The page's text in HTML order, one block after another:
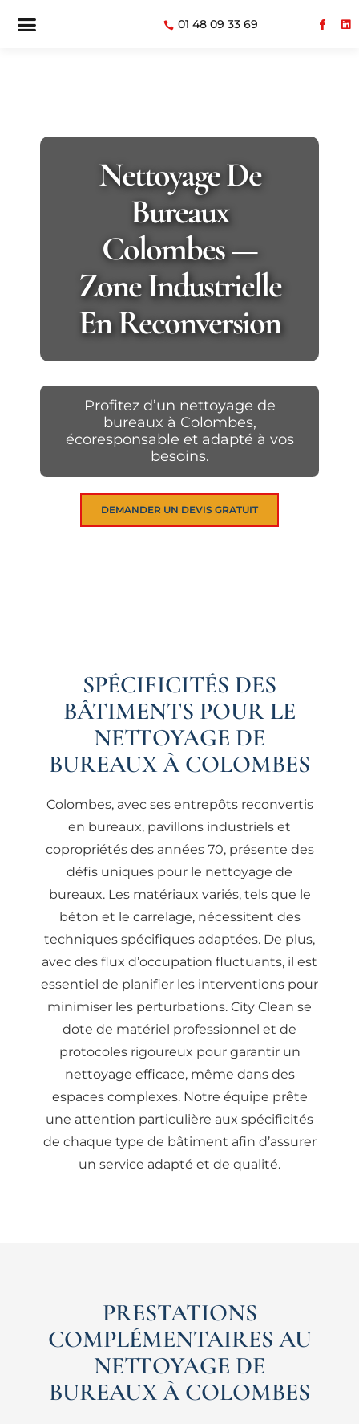
01 48 09 33 69
Nettoyage De
Bureaux
Colombes —
Zone Industrielle
En Reconversion
Profitez d’un nettoyage de
bureaux à Colombes,
écoresponsable et adapté à vos
besoins.
DEMANDER UN DEVIS GRATUIT
SPÉCIFICITÉS DES
BÂTIMENTS POUR LE
NETTOYAGE DE
BUREAUX À COLOMBES
Colombes, avec ses entrepôts reconvertis
en bureaux, pavillons industriels et
copropriétés des années 70, présente des
défis uniques pour le nettoyage de
bureaux. Les matériaux variés, tels que le
béton et le carrelage, nécessitent des
techniques spécifiques adaptées. De plus,
avec des flux d’occupation fluctuants, il est
essentiel de planifier les interventions pour
minimiser les perturbations. City Clean se
dote de matériel professionnel et de
protocoles rigoureux pour garantir un
nettoyage efficace, même dans des
espaces complexes. Notre équipe prête
une attention particulière aux spécificités
de chaque type de bâtiment afin d’assurer
un service adapté et de qualité.
PRESTATIONS
COMPLÉMENTAIRES AU
NETTOYAGE DE
BUREAUX À COLOMBES